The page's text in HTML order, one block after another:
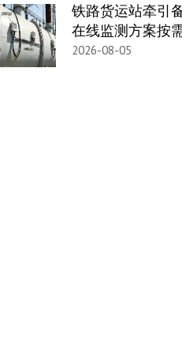
铁路货运站牵引
在线监测方案按
2026-08-05